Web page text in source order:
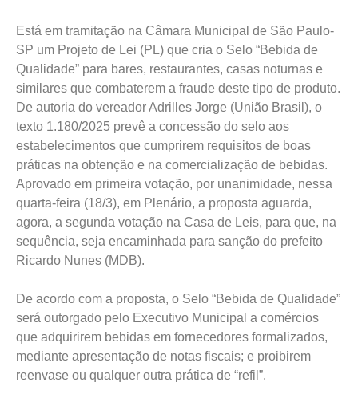
Está em tramitação na Câmara Municipal de São Paulo-
SP um Projeto de Lei (PL) que cria o Selo “Bebida de
Qualidade” para bares, restaurantes, casas noturnas e
similares que combaterem a fraude deste tipo de produto.
De autoria do vereador Adrilles Jorge (União Brasil), o
texto 1.180/2025 prevê a concessão do selo aos
estabelecimentos que cumprirem requisitos de boas
práticas na obtenção e na comercialização de bebidas.
Aprovado em primeira votação, por unanimidade, nessa
quarta-feira (18/3), em Plenário, a proposta aguarda,
agora, a segunda votação na Casa de Leis, para que, na
sequência, seja encaminhada para sanção do prefeito
Ricardo Nunes (MDB).
De acordo com a proposta, o Selo “Bebida de Qualidade”
será outorgado pelo Executivo Municipal a comércios
que adquirirem bebidas em fornecedores formalizados,
mediante apresentação de notas fiscais; e proibirem
reenvase ou qualquer outra prática de “refil”.